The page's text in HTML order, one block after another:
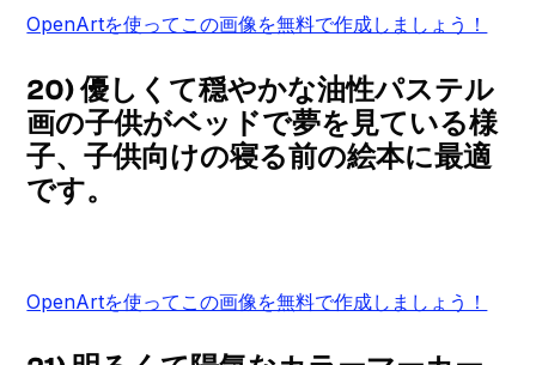
OpenArtを使ってこの画像を無料で作成しましょう！
20) 優しくて穏やかな油性パステル
画の子供がベッドで夢を見ている様
子、子供向けの寝る前の絵本に最適
です。
OpenArtを使ってこの画像を無料で作成しましょう！